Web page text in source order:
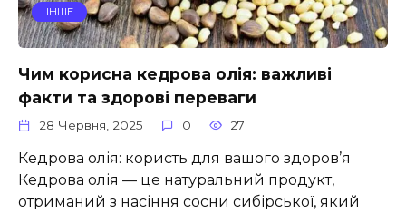
ІНШЕ
Чим корисна кедрова олія: важливі
факти та здорові переваги
28 Червня, 2025 0 27
Кедрова олія: користь для вашого здоров’я
Кедрова олія — це натуральний продукт,
отриманий з насіння сосни сибірської, який